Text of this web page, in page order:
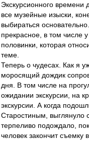
Экскурсионного времени
все музейные изыски,
выбираться
прекрасное, в том числе
половинки, которая
теме.
Теперь о чудесах. Как я
моросящий дождик
дня. В том числе на
ожидании экскурсии, на
экскурсии. А когда
Старостиным, выглянуло
терпеливо подождало,
человек закончит съемку